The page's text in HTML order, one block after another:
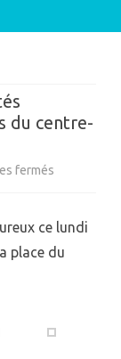
du centre-
fermés
enfants
d’Activités
ce lundi
place du